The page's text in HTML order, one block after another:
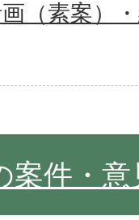
（素案）
案件・